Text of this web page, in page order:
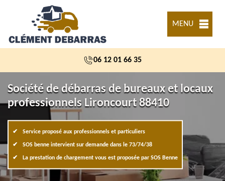
MENU
06 12 01 66 35
Société de débarras de bureaux et locaux
professionnels Lironcourt 88410
Service proposé aux professionnels et particuliers
SOS benne intervient sur demande dans le 73/74/38
La prestation de chargement vous est proposée par SOS Benne